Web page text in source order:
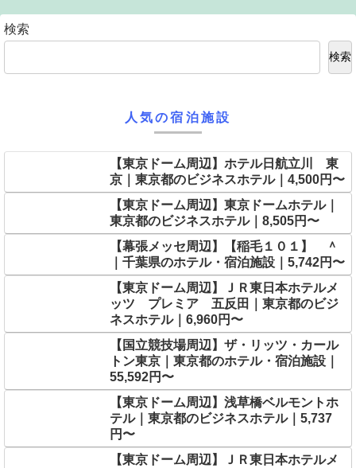
検索
検索
人気の宿泊施設
【東京ドーム周辺】ホテル日航立川 東
京｜東京都のビジネスホテル｜4,500円〜
【東京ドーム周辺】東京ドームホテル｜
東京都のビジネスホテル｜8,505円〜
【幕張メッセ周辺】【稲毛１０１】 ＾
｜千葉県のホテル・宿泊施設｜5,742円〜
【東京ドーム周辺】ＪＲ東日本ホテルメ
ッツ プレミア 五反田｜東京都のビジ
ネスホテル｜6,960円〜
【国立競技場周辺】ザ・リッツ・カール
トン東京｜東京都のホテル・宿泊施設｜
55,592円〜
【東京ドーム周辺】浅草橋ベルモントホ
テル｜東京都のビジネスホテル｜5,737
円〜
【東京ドーム周辺】ＪＲ東日本ホテルメ